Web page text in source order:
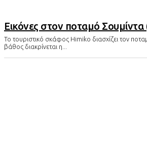
Εικόνες στον ποταμό Σουμίντα
To τουριστικό σκάφος Himiko διασχίζει τον
βάθος διακρίνεται η...